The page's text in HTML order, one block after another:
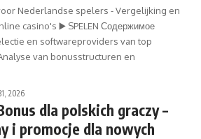
Nederlandse spelers - Vergelijking en
casino's ▶️ SPELEN Содержимое
en softwareproviders van top
van bonusstructuren en
2026
dla polskich graczy –
i promocje dla nowych